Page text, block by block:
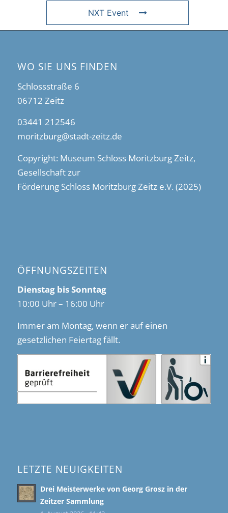
NXT Event
WO SIE UNS FINDEN
Schlossstraße 6
06712 Zeitz
03441 212546
moritzburg@stadt-zeitz.de
Copyright: Museum Schloss Moritzburg Zeitz,
Gesellschaft zur
Förderung Schloss Moritzburg Zeitz e.V. (2025)
ÖFFNUNGSZEITEN
Dienstag bis Sonntag
10:00 Uhr – 16:00 Uhr
Immer am Montag, wenn er auf einen
gesetzlichen Feiertag fällt.
LETZTE NEUIGKEITEN
Drei Meisterwerke von Georg Grosz in der
Zeitzer Sammlung